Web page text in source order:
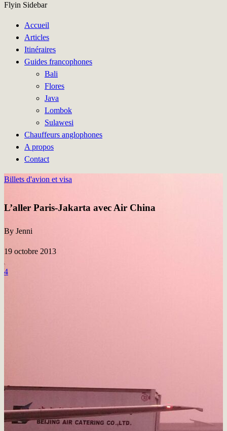
Flyin Sidebar
Accueil
Articles
Itinéraires
Guides francophones
Bali
Flores
Java
Lombok
Sulawesi
Chauffeurs anglophones
A propos
Contact
Billets d'avion et visa
L’aller Paris-Jakarta avec Air China
By Jenni
19 octobre 2013
4